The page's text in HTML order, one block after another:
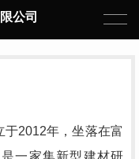
公司
2012年，坐落在富
一家集新型建材研